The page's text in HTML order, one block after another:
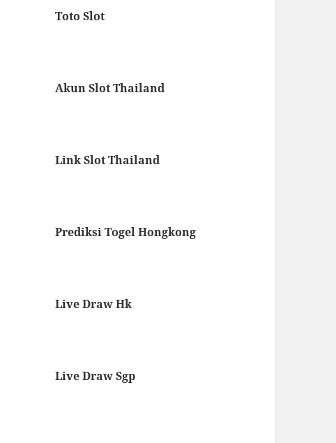
Toto Slot
Akun Slot Thailand
Link Slot Thailand
Prediksi Togel Hongkong
Live Draw Hk
Live Draw Sgp